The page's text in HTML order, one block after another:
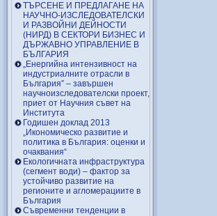
ТЪРСЕНЕ И ПРЕДЛАГАНЕ НА
НАУЧНО-ИЗСЛЕДОВАТЕЛСКИ
И РАЗВОЙНИ ДЕЙНОСТИ
(НИРД) В СЕКТОРИ БИЗНЕС И
ДЪРЖАВНО УПРАВЛЕНИЕ В
БЪЛГАРИЯ
„Енергийна интензивност на
индустриалните отрасли в
България” – завършен
научноизследователски проект,
приет от Научния съвет на
Института
Годишен доклад 2013
„Икономическо развитие и
политика в България: оценки и
очаквания“
Екологичната инфраструктура
(сегмент води) – фактор за
устойчиво развитие на
регионите и агломерациите в
България
Съвременни тенденции в